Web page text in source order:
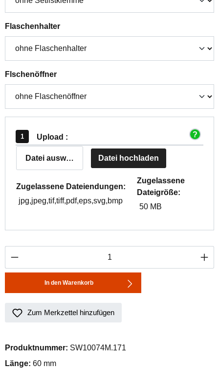
Flaschenhalterauswählen
Flschenöffnerauswählen
Upload :
Datei auswählen Datei hochladen
Zugelassene Dateiendungen:
jpg,jpeg,tif,tiff,pdf,eps,svg,bmp
Zugelassene
Dateigröße:
50 MB
Produkt Anzahl: Gib den gewünschten
In den Warenkorb
Zum Merkzettel hinzufügen
Produktnummer: SW10074M.171
Länge: 60 mm